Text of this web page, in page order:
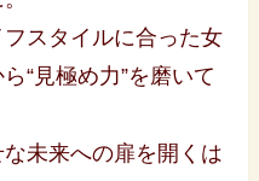
スタイルに合った女
“見極め力”を磨いて
未来への扉を開くは